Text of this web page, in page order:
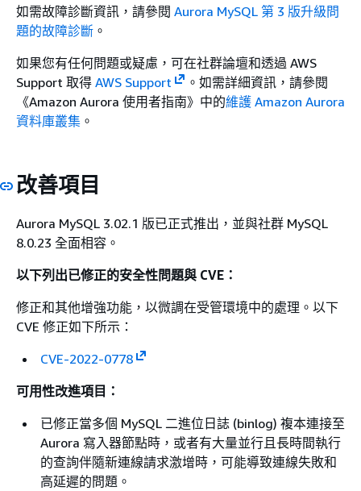
如需故障診斷資訊，請參閱 Aurora MySQL 第 3 版升級問
題的故障診斷 。
如果您有任何問題或疑慮，可在社群論壇和透過 AWS
Support 取得 AWS Support
。如需詳細資訊，請參閱
《Amazon Aurora 使用者指南》 中的維護 Amazon Aurora
資料庫叢集 。
改善項目
Aurora MySQL 3.02.1 版已正式推出，並與社群 MySQL
8.0.23 全面相容。
以下列出已修正的安全性問題與 CVE：
修正和其他增強功能，以微調在受管環境中的處理。以下
CVE 修正如下所示：
CVE-2022-0778
可用性改進項目：
已修正當多個 MySQL 二進位日誌 (binlog) 複本連接至
Aurora 寫入器節點時，或者有大量並行且長時間執行
的查詢伴隨新連線請求激增時，可能導致連線失敗和
高延遲的問題。